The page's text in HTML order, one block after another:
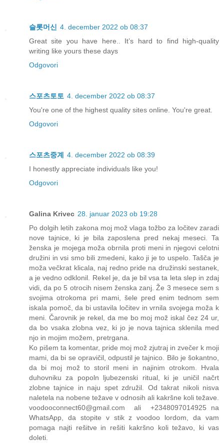
슬롯머신
4. december 2022 ob 08:37
Great site you have here.. It’s hard to find high-quality
writing like yours these days
Odgovori
스포츠토토 4. december 2022 ob 08:37
You're one of the highest quality sites online. You're great.
Odgovori
스포츠중계
4. december 2022 ob 08:39
I honestly appreciate individuals like you!
Odgovori
Galina Krivec 28. januar 2023 ob 19:28
Po dolgih letih zakona moj mož vlaga tožbo za ločitev zaradi
nove tajnice, ki je bila zaposlena pred nekaj meseci. Ta
ženska je mojega moža obrnila proti meni in njegovi celotni
družini in vsi smo bili zmedeni, kako ji je to uspelo. Tašča je
moža večkrat klicala, naj redno pride na družinski sestanek,
a je vedno odklonil. Rekel je, da je bil vsa ta leta slep in zdaj
vidi, da po 5 otrocih nisem ženska zanj. Že 3 mesece sem s
svojima otrokoma pri mami, šele pred enim tednom sem
iskala pomoč, da bi ustavila ločitev in vrnila svojega moža k
meni. Čarovnik je rekel, da me bo moj mož iskal čez 24 ur,
da bo vsaka zlobna vez, ki jo je nova tajnica sklenila med
njo in mojim možem, pretrgana.
Ko pišem ta komentar, pride moj mož zjutraj in zvečer k moji
mami, da bi se opravičil, odpustil je tajnico. Bilo je šokantno,
da bi moj mož to storil meni in najinim otrokom. Hvala
duhovniku za popoln ljubezenski ritual, ki je uničil načrt
zlobne tajnice in naju spet združil. Od takrat nikoli nisva
naletela na nobene težave v odnosih ali kakršne koli težave.
voodooconnect60@gmail.com ali +2348097014925 na
WhatsApp, da stopite v stik z voodoo lordom, da vam
pomaga najti rešitve in rešiti kakršno koli težavo, ki vas
doleti.